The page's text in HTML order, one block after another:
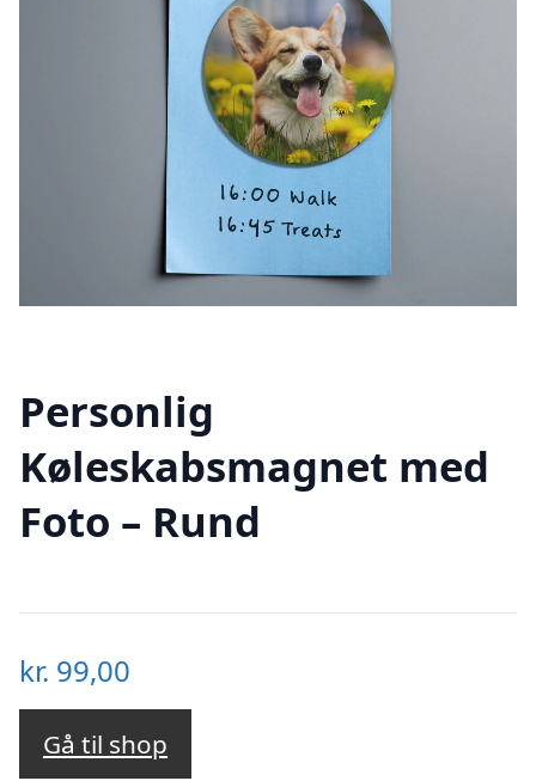
Personlig
Køleskabsmagnet med
Foto – Rund
kr. 99,00
Gå til shop